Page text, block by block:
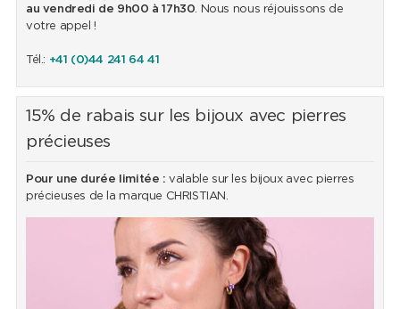
au vendredi de 9h00 à 17h30. Nous nous réjouissons de
votre appel !
Tél.: +41 (0)44 241 64 41
15% de rabais sur les bijoux avec pierres
précieuses
Pour une durée limitée : valable sur les bijoux avec pierres
précieuses de la marque CHRISTIAN.